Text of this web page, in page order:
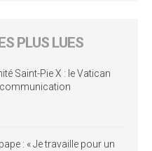
PLUS LUES
Saint-Pie X : le Vatican
: « Je travaille pour un